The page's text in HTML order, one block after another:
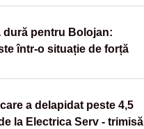
dură pentru Bolojan:
într-o situație de forță
a delapidat peste 4,5
la Electrica Serv - trimisă